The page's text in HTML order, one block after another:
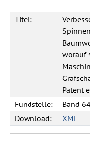
Titel:
worauf
Patent
Fundstelle:
Band
Download:
XML